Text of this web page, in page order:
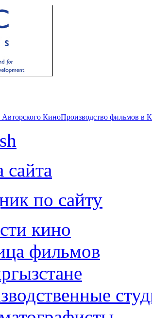
Авторского КиноПроизводство фильмов в
сайта
по сайту
кино
фильмов